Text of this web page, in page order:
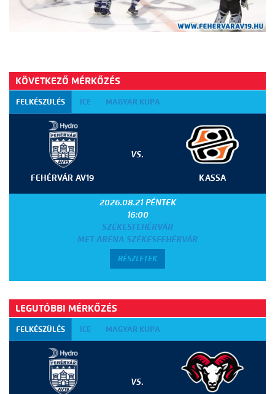
KÖVETKEZŐ MÉRKŐZÉS
FELKÉSZÜLÉS ICE MAGYAR KUPA
FEHÉRVÁR AV19
VS.
KASSA
2026.08.21 PÉNTEK
16:00
SZÉKESFEHÉRVÁR
MET ARÉNA SZÉKESFEHÉRVÁR
RÉSZLETEK
LEGUTÓBBI MÉRKŐZÉS
FELKÉSZÜLÉS ICE MAGYAR KUPA
VS.